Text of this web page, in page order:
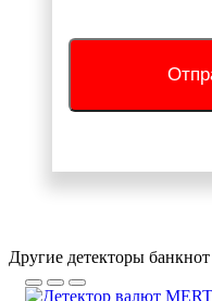
Другие детекторы банкнот